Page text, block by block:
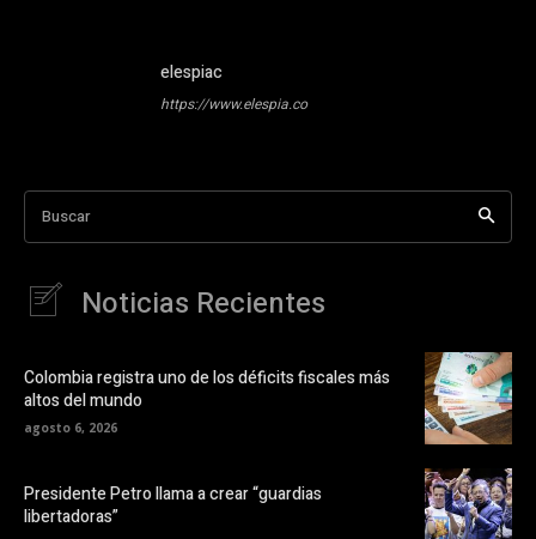
elespiac
https://www.elespia.co
Buscar
Noticias Recientes
Colombia registra uno de los déficits fiscales más
altos del mundo
agosto 6, 2026
Presidente Petro llama a crear “guardias
libertadoras”